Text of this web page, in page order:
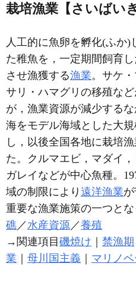
栽培漁業【さいばい
人工的に魚卵を孵化(ふか)
た稚魚を，一定期間飼育
させ漁獲する漁業。サケ
サリ・ハマグリの移殖な
が，漁業資源が減少する
海をモデル海域とした大
し，以後全国各地に栽培
た。クルマエビ，マダイ
ガレイなどが中心魚種。
域の制限により 遠洋漁業
重要な漁業施策の一つと
礁／水産資源／養殖
→関連項目 磯焼け 禁漁期
業
母川国主義 マリノ